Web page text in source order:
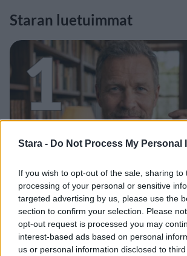
Stara - Do Not Process My Personal
If you wish to opt-out of the sale, sharing to
processing of your personal or sensitive
targeted advertising by us, please use the
section to confirm your selection. Please
opt-out request is processed you may
interest-based ads based on personal
us or personal information disclosed to
Staran luetuimmat
1
Leskeneläke ei kuulu
Kela muistuttaa
ikärajasta